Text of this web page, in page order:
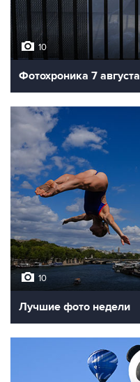
10
Фотохроника 7 августа
10
Лучшие фото недели